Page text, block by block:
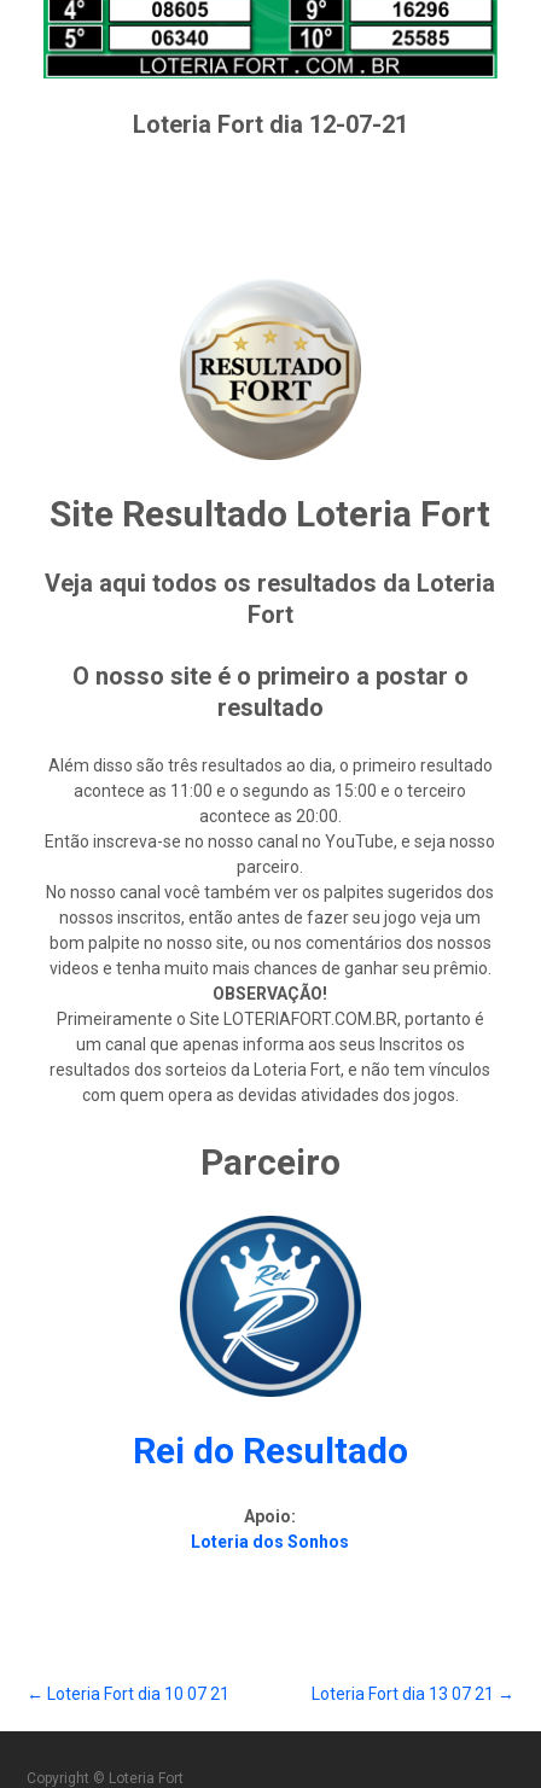
Loteria Fort dia 12-07-21
Site Resultado Loteria Fort
Veja aqui todos os resultados da Loteria
Fort
O nosso site é o primeiro a postar o
resultado
Além disso são três resultados ao dia, o primeiro resultado
acontece as 11:00 e o segundo as 15:00 e o terceiro
acontece as 20:00.
Então inscreva-se no nosso canal no YouTube, e seja nosso
parceiro.
No nosso canal você também ver os palpites sugeridos dos
nossos inscritos, então antes de fazer seu jogo veja um
bom palpite no nosso site, ou nos comentários dos nossos
videos e tenha muito mais chances de ganhar seu prêmio.
OBSERVAÇÃO!
Primeiramente o Site LOTERIAFORT.COM.BR, portanto é
um canal que apenas informa aos seus Inscritos os
resultados dos sorteios da Loteria Fort, e não tem vínculos
com quem opera as devidas atividades dos jogos.
Parceiro
Rei do Resultado
Apoio:
Loteria dos Sonhos
Post
← Loteria Fort dia 10 07 21 Loteria Fort dia 13 07 21 →
Copyright © Loteria Fort